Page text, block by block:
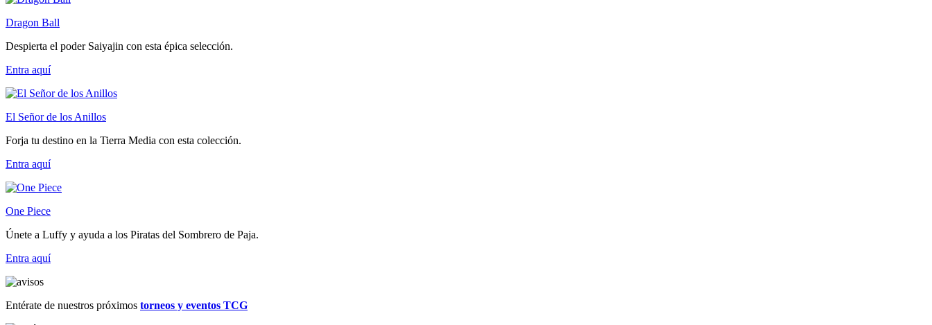
Dragon Ball
Despierta el poder Saiyajin con esta épica selección.
Entra aquí
El Señor de los Anillos
Forja tu destino en la Tierra Media con esta colección.
Entra aquí
One Piece
Únete a Luffy y ayuda a los Piratas del Sombrero de Paja.
Entra aquí
Entérate de nuestros próximos torneos y eventos TCG